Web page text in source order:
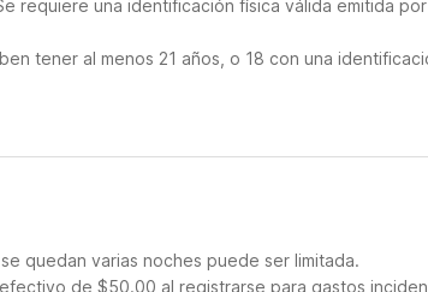
requiere una identificación física válida emitida
tener al menos 21 años, o 18 con una
quedan varias noches puede ser limitada.
de $50.00 al registrarse para gastos